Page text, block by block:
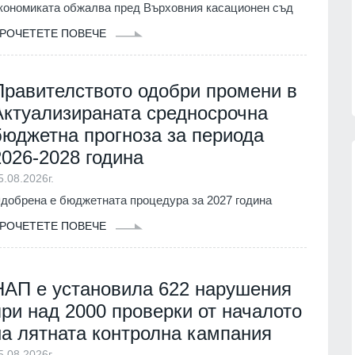
обжалва пред Върховния касационен съд
ПОВЕЧЕ
одобри промени в
средносрочна
прогноза за периода
2028 година
е бюджетната процедура за 2027 година
ПОВЕЧЕ
е установила 622 нарушения
над 2000 проверки от началото
лятната контролна кампания
фактите,
партньорите си за "ужасяващите
"Пейтри
мъж, паднал от
Освободител"
събота и неделя
13
Страхуват ги: НАП още не е
14
Нови осигурителни прагове и
правила от 1 август